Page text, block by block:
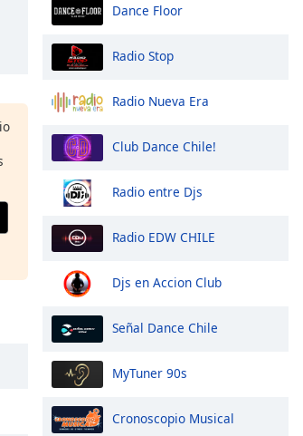
Dance Floor
Radio Stop
Radio Nueva Era
Club Dance Chile!
Radio entre Djs
Radio EDW CHILE
Djs en Accion Club
Señal Dance Chile
MyTuner 90s
Cronoscopio Musical